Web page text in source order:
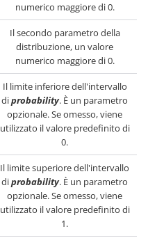
numerico maggiore di 0.
Il secondo parametro della
distribuzione, un valore
numerico maggiore di 0.
Il limite inferiore dell'intervallo
diprobability. È un parametro
opzionale. Se omesso, viene
utilizzato il valore predefinito di
0.
Il limite superiore dell'intervallo
diprobability. È un parametro
opzionale. Se omesso, viene
utilizzato il valore predefinito di
1.